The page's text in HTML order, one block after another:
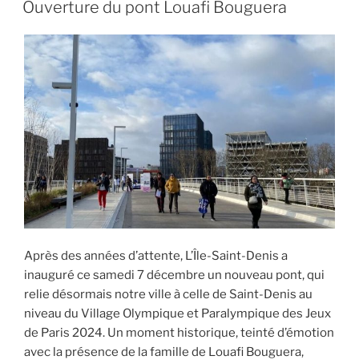
Ouverture du pont Louafi Bouguera
Après des années d’attente, L’Île-Saint-Denis a
inauguré ce samedi 7 décembre un nouveau pont, qui
relie désormais notre ville à celle de Saint-Denis au
niveau du Village Olympique et Paralympique des Jeux
de Paris 2024. Un moment historique, teinté d’émotion
avec la présence de la famille de Louafi Bouguera,